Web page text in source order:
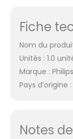
Fiche
Nom du
Unités : 1.0
Marque : Philips
Pays d’origine
Notes